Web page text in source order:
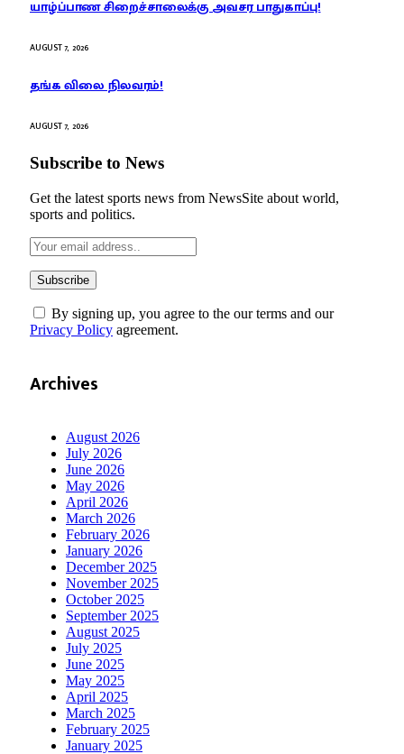
யாழ்ப்பாண சிறைச்சாலைக்கு அவசர பாதுகாப்பு!
AUGUST 7, 2026
தங்க விலை நிலவரம்!
AUGUST 7, 2026
Subscribe to News
Get the latest sports news from NewsSite about world,
sports and politics.
By signing up, you agree to the our terms and our
Privacy Policy agreement.
Archives
August 2026
July 2026
June 2026
May 2026
April 2026
March 2026
February 2026
January 2026
December 2025
November 2025
October 2025
September 2025
August 2025
July 2025
June 2025
May 2025
April 2025
March 2025
February 2025
January 2025